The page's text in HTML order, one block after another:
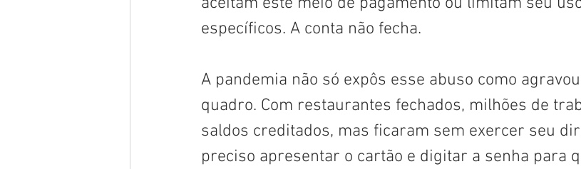
específicos. A conta não fecha.
A pandemia não só expôs esse abuso como
quadro. Com restaurantes fechados, milhões de
saldos creditados, mas ficaram sem exercer seu
preciso apresentar o cartão e digitar a senha para